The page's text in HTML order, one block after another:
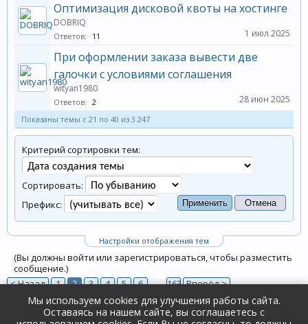
Оптимизация дисковой квоты на хостинге
DOBRIQ
Ответов: 11 1 июл 2025
При оформлении заказа вывести две
галочки с условиями соглашения
wityan1980
Ответов: 2 28 июн 2025
Показаны темы с 21 по 40 из 3.247
Настройки отображения тем
Критерий сортировки тем:
Сортировать:
Префикс:
(Вы должны войти или зарегистрироваться, чтобы разместить
сообщение.)
< Назад
1 2 3 4 5 6 → 163 Вперёд >
Форум Поддержка и ответы на вопросы
Мы используем cookies для улучшения работы сайта.
Оставаясь на нашем сайте, вы соглашаетесь с